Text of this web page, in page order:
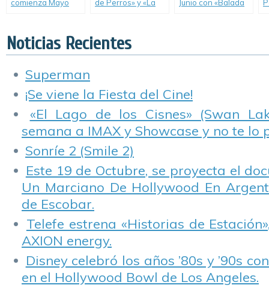
comienza Mayo
cines y con dos
lanzamientos
directo a video.
de Perros» y «La
Transeuropa en su
tercera salida.
Junio con «Balada
Noticias Recientes
Superman
¡Se viene la Fiesta del Cine!
«El Lago de los Cisnes» (Swan
semana a IMAX y Showcase y no te lo
Sonríe 2 (Smile 2)
Este 19 de Octubre, se proyecta el
Un Marciano De Hollywood En
de Escobar.
Telefe estrena «Historias de
AXION energy.
Disney celebró los años ’80s y ’90s
en el Hollywood Bowl de Los Angeles.